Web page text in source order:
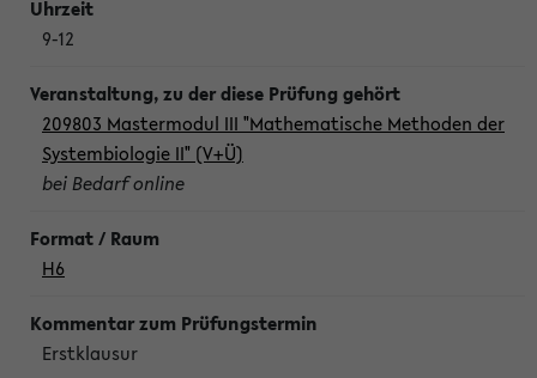
9-12
209803 Mastermodul III "Mathematische Methoden der
Systembiologie II" (V+Ü)
bei Bedarf online
H6
Erstklausur